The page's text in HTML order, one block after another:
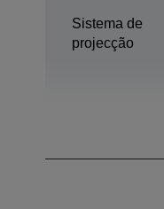
Sistema de
projecção